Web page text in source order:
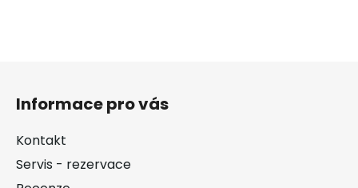
Informace pro vás
Kontakt
Servis - rezervace